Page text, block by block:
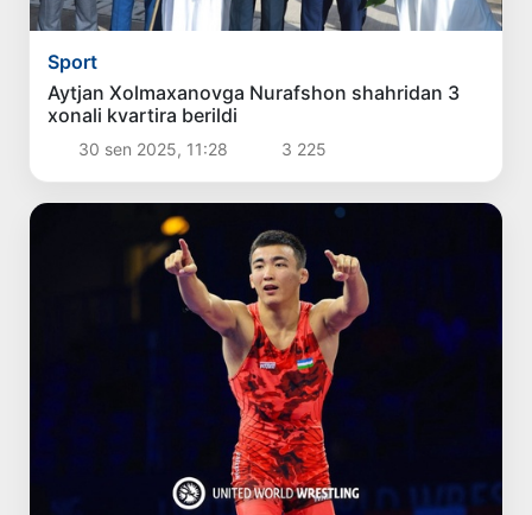
Sport
Aytjan Xolmaxanovga Nurafshon shahridan 3
xonali kvartira berildi
30 sen 2025, 11:28 3 225